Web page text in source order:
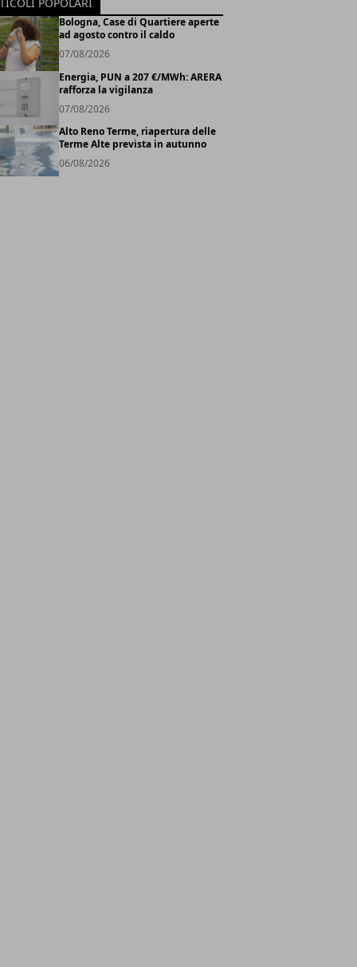
Bologna, Case di Quartiere aperte
ad agosto contro il caldo
07/08/2026
Energia, PUN a 207 €/MWh: ARERA
rafforza la vigilanza
07/08/2026
Alto Reno Terme, riapertura delle
Terme Alte prevista in autunno
06/08/2026